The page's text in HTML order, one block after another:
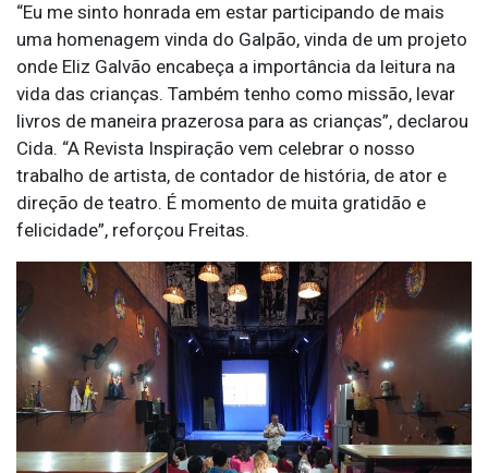
“Eu me sinto honrada em estar participando de mais
uma homenagem vinda do Galpão, vinda de um projeto
onde Eliz Galvão encabeça a importância da leitura na
vida das crianças. Também tenho como missão, levar
livros de maneira prazerosa para as crianças”, declarou
Cida. “A Revista Inspiração vem celebrar o nosso
trabalho de artista, de contador de história, de ator e
direção de teatro. É momento de muita gratidão e
felicidade”, reforçou Freitas.